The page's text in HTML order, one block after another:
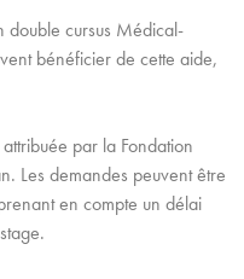
double cursus Médical-
bénéficier de cette aide,
par la Fondation
Les demandes peuvent être
en compte un délai